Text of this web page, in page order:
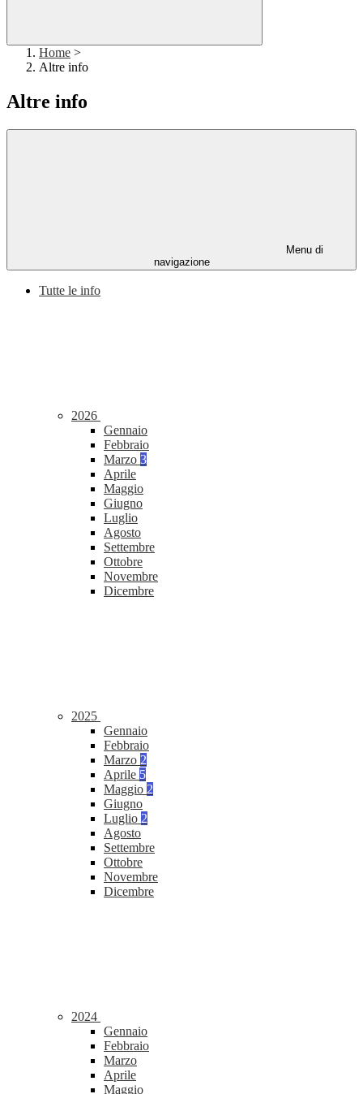
Home >
Altre info
Altre info
Menu di
navigazione
Tutte le info
2026
Gennaio
Febbraio
Marzo 3
Aprile
Maggio
Giugno
Luglio
Agosto
Settembre
Ottobre
Novembre
Dicembre
2025
Gennaio
Febbraio
Marzo 2
Aprile 5
Maggio 2
Giugno
Luglio 2
Agosto
Settembre
Ottobre
Novembre
Dicembre
2024
Gennaio
Febbraio
Marzo
Aprile
Maggio